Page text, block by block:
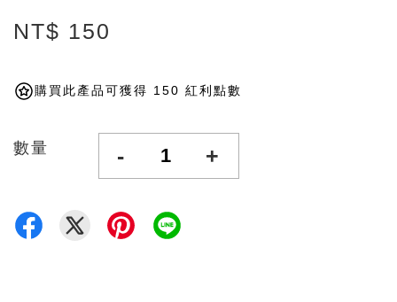
NT$ 150
購買此產品可獲得 150 紅利點數
數量 - +